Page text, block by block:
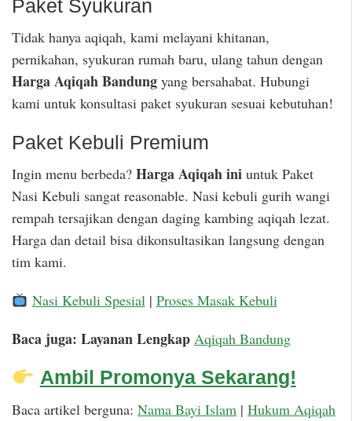
Paket Syukuran
Tidak hanya aqiqah, kami melayani khitanan,
pernikahan, syukuran rumah baru, ulang tahun dengan
Harga Aqiqah Bandung yang bersahabat. Hubungi
kami untuk konsultasi paket syukuran sesuai kebutuhan!
Paket Kebuli Premium
Ingin menu berbeda? Harga Aqiqah ini untuk Paket
Nasi Kebuli sangat reasonable. Nasi kebuli gurih wangi
rempah tersajikan dengan daging kambing aqiqah lezat.
Harga dan detail bisa dikonsultasikan langsung dengan
tim kami.
Nasi Kebuli Spesial| Proses Masak Kebuli
Baca juga: Layanan Lengkap Aqiqah Bandung
Ambil Promonya Sekarang!
Baca artikel berguna: Nama Bayi Islam | Hukum Aqiqah